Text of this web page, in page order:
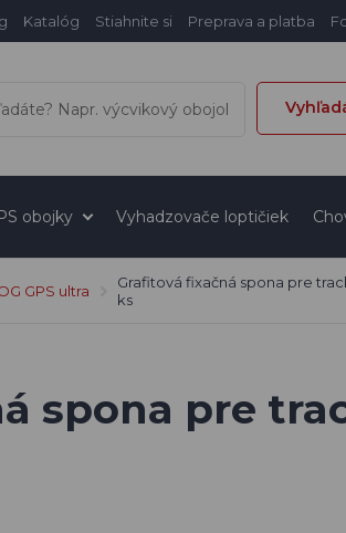
Katalóg Stiahnite si Preprava a platba
obojky Vyhadzovače loptičiek
GPS ultra
Grafitová fixačná spona pre
ks
spona pre